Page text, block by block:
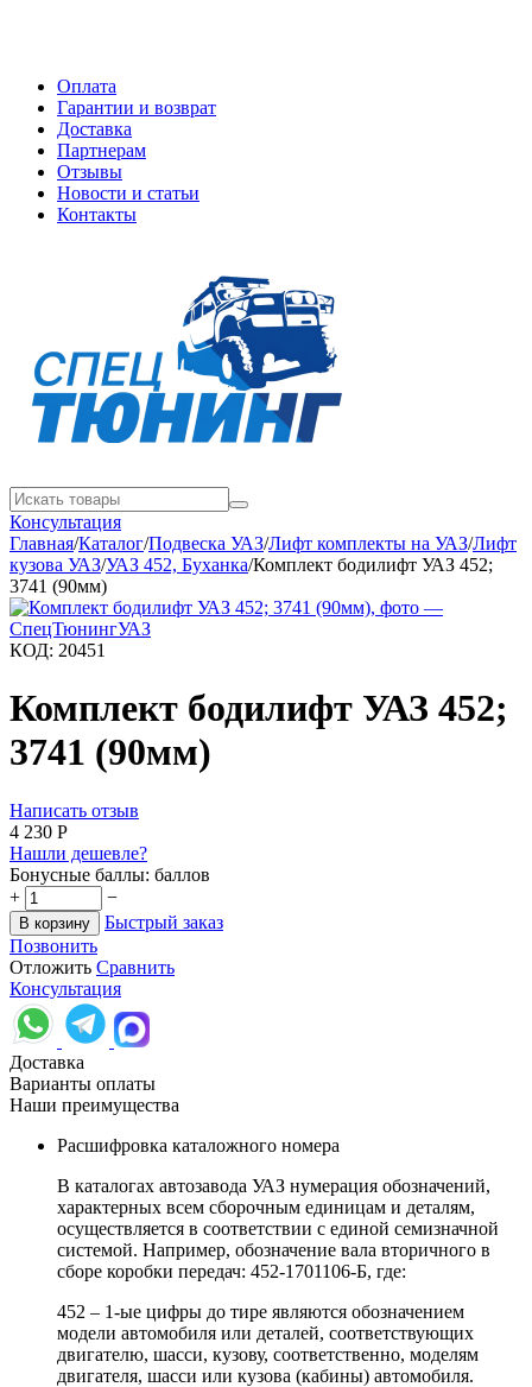
Оплата
Гарантии и возврат
Доставка
Партнерам
Отзывы
Новости и статьи
Контакты
Консультация
Главная/Каталог/Подвеска УАЗ/Лифт комплекты на УАЗ/Лифт
кузова УАЗ/УАЗ 452, Буханка/Комплект бодилифт УАЗ 452;
3741 (90мм)
КОД: 20451
Комплект бодилифт УАЗ 452;
3741 (90мм)
Написать отзыв
4 230 Р
Нашли дешевле?
Бонусные баллы: баллов
+
−
В корзину
Быстрый заказ
Позвонить
Отложить Сравнить
Консультация
Доставка
Варианты оплаты
Наши преимущества
Расшифровка каталожного номера
В каталогах автозавода УАЗ нумерация обозначений,
характерных всем сборочным единицам и деталям,
осуществляется в соответствии с единой семизначной
системой. Например, обозначение вала вторичного в
сборе коробки передач: 452-1701106-Б, где:
452 – 1-ые цифры до тире являются обозначением
модели автомобиля или деталей, соответствующих
двигателю, шасси, кузову, соответственно, моделям
двигателя, шасси или кузова (кабины) автомобиля.